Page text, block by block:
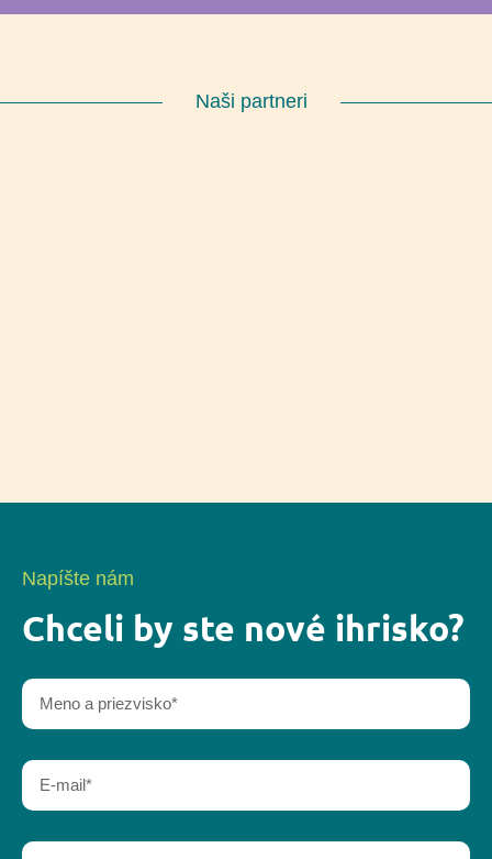
Naši partneri
Napíšte nám
Chceli by ste nové ihrisko?